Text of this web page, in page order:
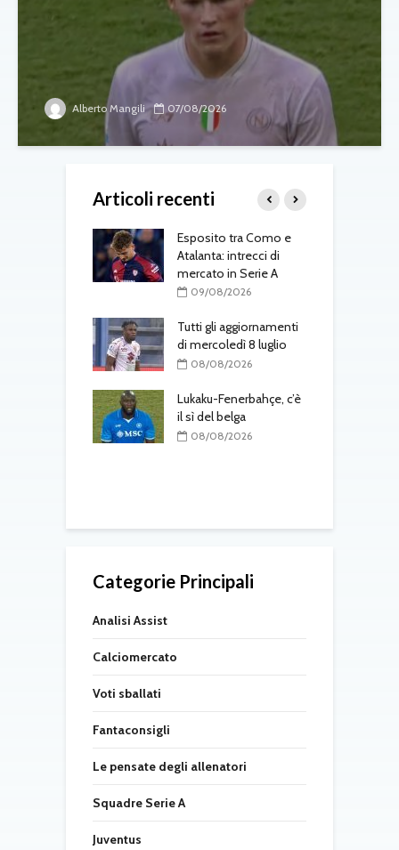
Alberto Mangili 07/08/2026
Articoli recenti
Esposito tra Como e
Atalanta: intrecci di
mercato in Serie A
09/08/2026
Tutti gli aggiornamenti
di mercoledì 8 luglio
08/08/2026
Lukaku-Fenerbahçe, c’è
il sì del belga
08/08/2026
Categorie Principali
Analisi Assist
Calciomercato
Voti sballati
Fantaconsigli
Le pensate degli allenatori
Squadre Serie A
Juventus